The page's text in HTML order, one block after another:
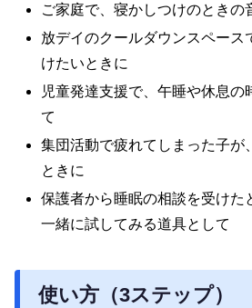
ご家庭で、寝かしつけのときの
放デイのクールダウンスペース
けたいときに
児童発達支援で、午睡や休息の
て
集団活動で疲れてしまった子が
ときに
保護者から睡眠の相談を受けた
一緒に試してみる道具として
使い方（3ステップ）